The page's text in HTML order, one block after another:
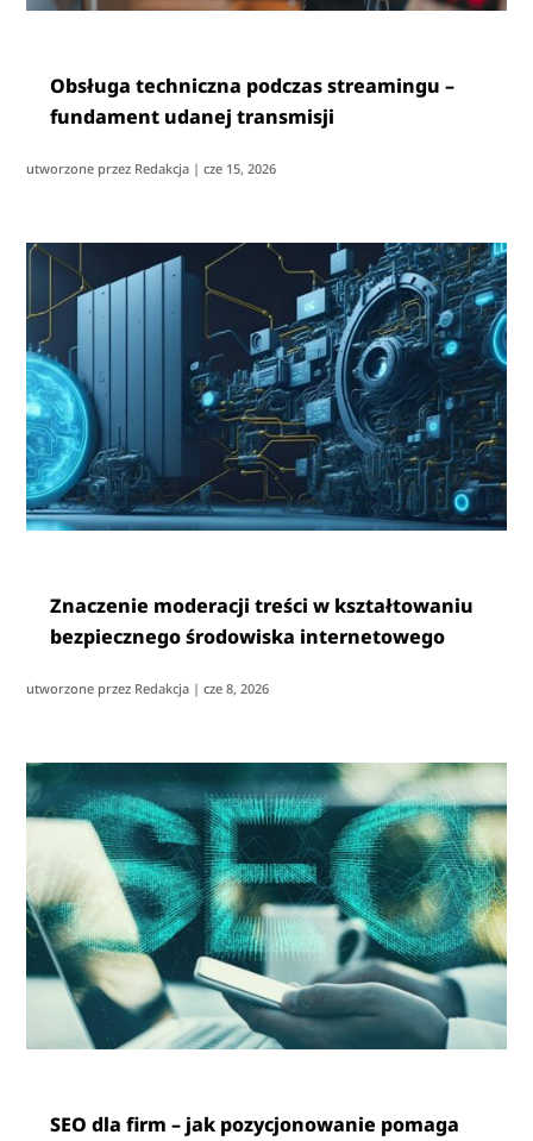
Obsługa techniczna podczas streamingu –
fundament udanej transmisji
utworzone przez Redakcja |cze 15, 2026
Znaczenie moderacji treści w kształtowaniu
bezpiecznego środowiska internetowego
utworzone przez Redakcja |cze 8, 2026
SEO dla firm – jak pozycjonowanie pomaga